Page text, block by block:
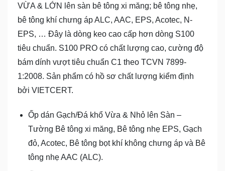
VỪA & LỚN lên sàn bê tông xi măng; bê tông nhẹ,
bê tông khí chưng áp ALC, AAC, EPS, Acotec, N-
EPS, … Đây là dòng keo cao cấp hơn dòng S100
tiêu chuẩn. S100 PRO có chất lượng cao, cường độ
bám dính vượt tiêu chuẩn C1 theo TCVN 7899-
1:2008. Sản phẩm có hồ sơ chất lượng kiểm định
bởi VIETCERT.
Ốp dán Gạch/Đá khổ Vừa & Nhỏ lên Sàn –
Tường Bê tông xi măng, Bê tông nhẹ EPS, Gạch
đỏ, Acotec, Bê tông bọt khí không chưng áp và Bê
tông nhẹ AAC (ALC).